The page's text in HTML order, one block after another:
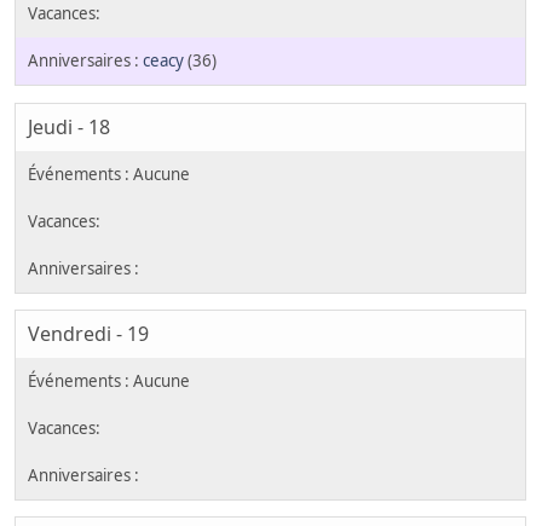
ceacy(36)
Jeudi - 18
Vendredi - 19